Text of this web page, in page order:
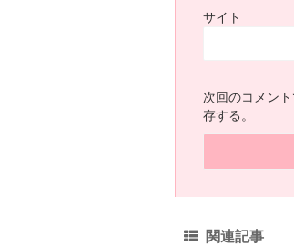
サイト
次回のコメン
存する。
関連記事